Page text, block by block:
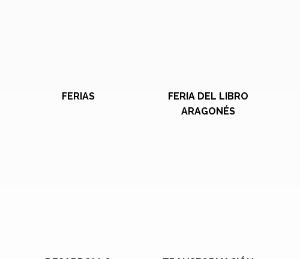
FERIAS
FERIA DEL LIBRO
ARAGONÉS